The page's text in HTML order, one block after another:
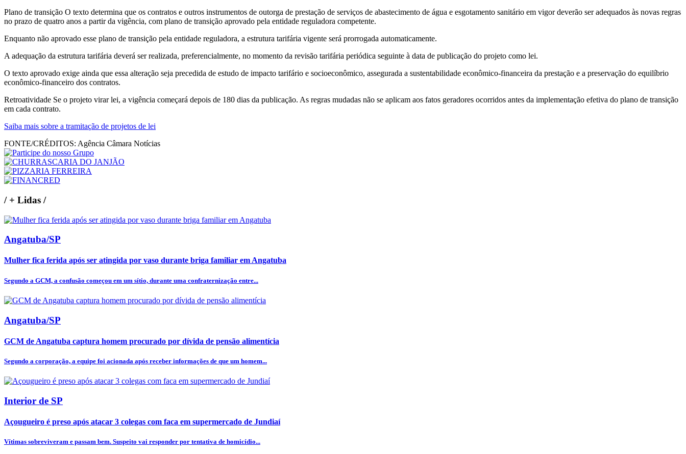
Plano de transição O texto determina que os contratos e outros instrumentos de outorga de prestação de serviços de abastecimento de água e esgotamento sanitário em vigor deverão ser adequados às novas regras
no prazo de quatro anos a partir da vigência, com plano de transição aprovado pela entidade reguladora competente.
Enquanto não aprovado esse plano de transição pela entidade reguladora, a estrutura tarifária vigente será prorrogada automaticamente.
A adequação da estrutura tarifária deverá ser realizada, preferencialmente, no momento da revisão tarifária periódica seguinte à data de publicação do projeto como lei.
O texto aprovado exige ainda que essa alteração seja precedida de estudo de impacto tarifário e socioeconômico, assegurada a sustentabilidade econômico-financeira da prestação e a preservação do equilíbrio
econômico-financeiro dos contratos.
Retroatividade Se o projeto virar lei, a vigência começará depois de 180 dias da publicação. As regras mudadas não se aplicam aos fatos geradores ocorridos antes da implementação efetiva do plano de transição
em cada contrato.
Saiba mais sobre a tramitação de projetos de lei
FONTE/CRÉDITOS: Agência Câmara Notícias
/+ Lidas /
Angatuba/SP
Mulher fica ferida após ser atingida por vaso durante briga familiar em Angatuba
Segundo a GCM, a confusão começou em um sítio, durante uma confraternização entre...
Angatuba/SP
GCM de Angatuba captura homem procurado por dívida de pensão alimentícia
Segundo a corporação, a equipe foi acionada após receber informações de que um homem...
Interior de SP
Açougueiro é preso após atacar 3 colegas com faca em supermercado de Jundiaí
Vítimas sobreviveram e passam bem. Suspeito vai responder por tentativa de homicídio...